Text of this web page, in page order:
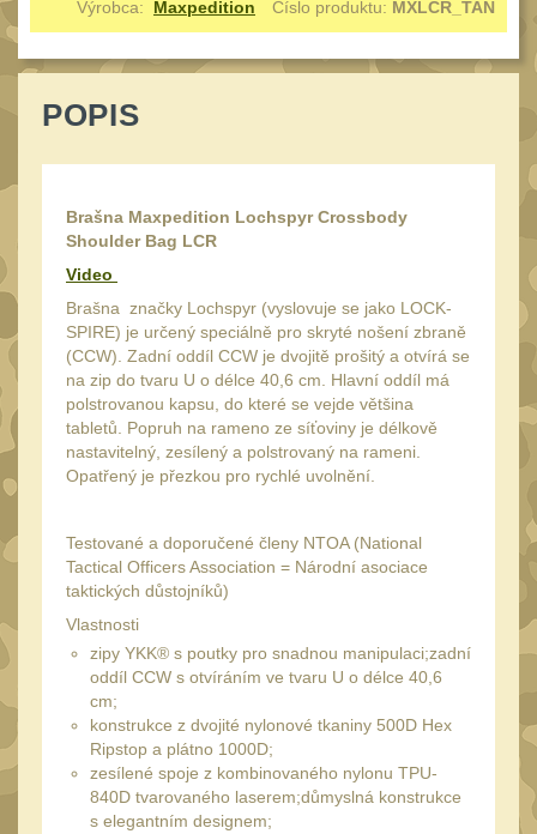
Reklamácia
Kontakty
Stav
BRAŠNY A TAŠKY
tašky
40
Ledvinky
Hydratační vaky10
Organizéry167
Odhazováky 39
Speciální pouzdra I
Speciální pouzdra III
Pouzdra na láhev42
Pouzdra na toaletní
potřeby 3
Pouzdra na
lékárničku
Pouzdra na
elektroniku
Výrobca: Maxpedition Číslo produktu: MXLCR_TAN
POPIS
Brašna Maxpedition Lochspyr Crossbody
Shoulder Bag LCR
Video
Brašna značky Lochspyr (vyslovuje se jako LOCK-
SPIRE) je určený speciálně pro skryté nošení zbraně
(CCW). Zadní oddíl CCW je dvojitě prošitý a otvírá se
na zip do tvaru U o délce 40,6 cm. Hlavní oddíl má
polstrovanou kapsu, do které se vejde většina
tabletů. Popruh na rameno ze síťoviny je délkově
nastavitelný, zesílený a polstrovaný na rameni.
Opatřený je přezkou pro rychlé uvolnění.
Testované a doporučené členy NTOA (National
Tactical Officers Association = Národní asociace
taktických důstojníků)
Vlastnosti
zipy YKK® s poutky pro snadnou manipulaci;zadní
oddíl CCW s otvíráním ve tvaru U o délce 40,6
cm;
konstrukce z dvojité nylonové tkaniny 500D Hex
Ripstop a plátno 1000D;
zesílené spoje z kombinovaného nylonu TPU-
840D tvarovaného laserem;důmyslná konstrukce
s elegantním designem;